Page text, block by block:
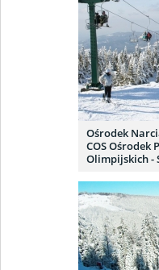
Ośrodek
COS Ośrodek
Olimpijskich -